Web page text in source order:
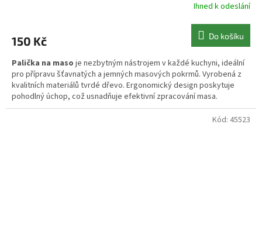
Ihned k odeslání
150 Kč Do košíku
Palička na maso je nezbytným nástrojem v každé kuchyni, ideální
pro přípravu šťavnatých a jemných masových pokrmů. Vyrobená z
kvalitních materiálů tvrdé dřevo. Ergonomický design poskytuje
pohodlný úchop, což usnadňuje efektivní zpracování masa.
Kód: 45523